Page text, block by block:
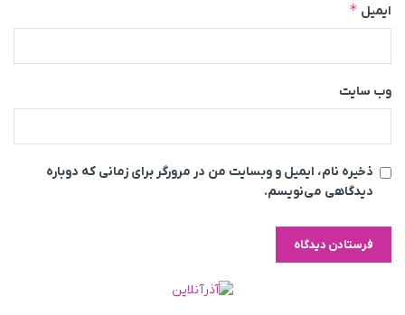
ایمیل *
وب‌ سایت
ذخیره نام، ایمیل و وبسایت من در مرورگر برای زمانی که دوباره
دیدگاهی می‌نویسم.